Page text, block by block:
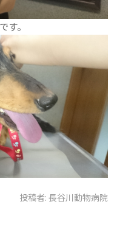
す。
投稿者: 長谷川動物病院